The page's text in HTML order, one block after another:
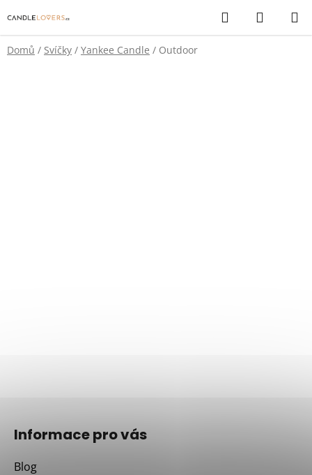
na
obsah
Hledat
KOŠÍK
Domů / Svíčky / Yankee Candle / Outdoor
Informace pro vás
Blog